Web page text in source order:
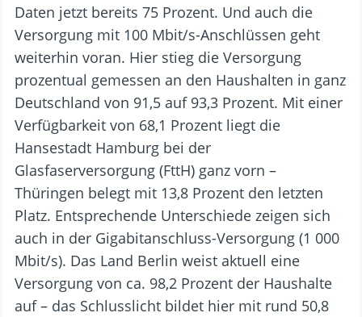
Daten jetzt bereits 75 Prozent. Und auch die
Versorgung mit 100 Mbit/s-Anschlüssen geht
weiterhin voran. Hier stieg die Versorgung
prozentual gemessen an den Haushalten in ganz
Deutschland von 91,5 auf 93,3 Prozent. Mit einer
Verfügbarkeit von 68,1 Prozent liegt die
Hansestadt Hamburg bei der
Glasfaserversorgung (FttH) ganz vorn –
Thüringen belegt mit 13,8 Prozent den letzten
Platz. Entsprechende Unterschiede zeigen sich
auch in der Gigabitanschluss-Versorgung (1 000
Mbit/s). Das Land Berlin weist aktuell eine
Versorgung von ca. 98,2 Prozent der Haushalte
auf – das Schlusslicht bildet hier mit rund 50,8